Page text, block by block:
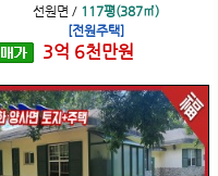
선원면 / 117평(387㎡)
[전원주택]
3억 6천만원